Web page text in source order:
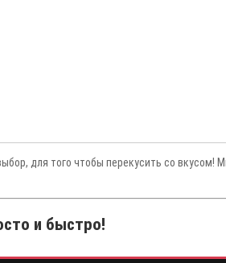
для того чтобы перекусить со вкусом!
и быстро!